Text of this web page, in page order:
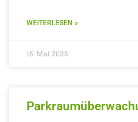
WEITERLESEN »
15. Mai 2023